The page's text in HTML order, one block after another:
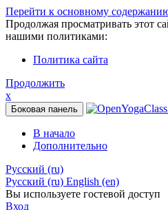
Перейти к основному
Продолжая просматривать этот
нашими политиками:
Политика сайта
Продолжить
x
Боковая панель
В начало
Дополнительно
Русский ‎(ru)‎
Русский ‎(ru)‎ English ‎(en)‎
Вы используете гостевой доступ
Вход